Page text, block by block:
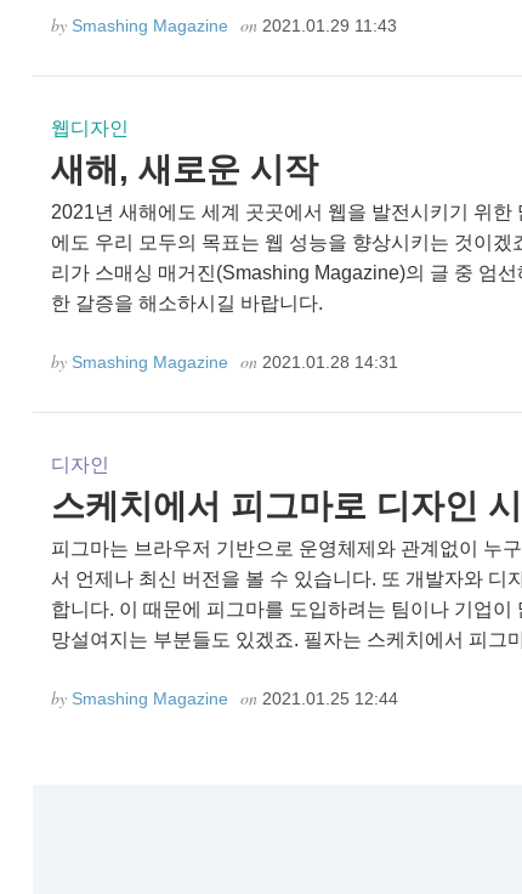
by Smashing Magazine on 2021.01.29 11:43
웹디자인
새해, 새로운 시작
2021년 새해에도 세계 곳곳에서 웹을 발전시키기 위한
에도 우리 모두의 목표는 웹 성능을 향상시키는 것이겠
리가 스매싱 매거진(Smashing Magazine)의 글 중 엄
한 갈증을 해소하시길 바랍니다.
by Smashing Magazine on 2021.01.28 14:31
디자인
스케치에서 피그마로 디자인
피그마는 브라우저 기반으로 운영체제와 관계없이 누
서 언제나 최신 버전을 볼 수 있습니다. 또 개발자와 디
합니다. 이 때문에 피그마를 도입하려는 팀이나 기업이
망설여지는 부분들도 있겠죠. 필자는 스케치에서 피그
by Smashing Magazine on 2021.01.25 12:44